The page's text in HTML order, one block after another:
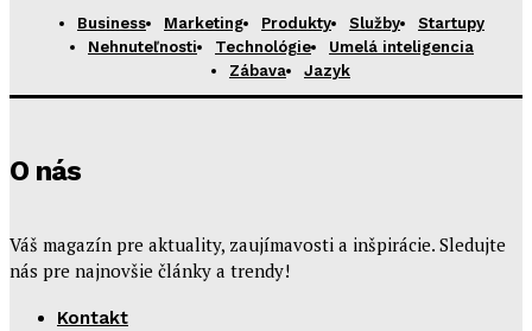
Business Marketing Produkty Služby
Startupy
Nehnuteľnosti
Technológie
Umelá inteligencia
Zábava
Jazyk
O nás
Váš magazín pre aktuality, zaujímavosti a inšpirácie. Sledujte
nás pre najnovšie články a trendy!
Kontakt